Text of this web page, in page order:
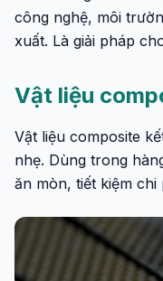
công nghệ, môi
xuất. Là giải pháp
Vật liệu
Vật liệu composite
nhẹ. Dùng trong
ăn mòn, tiết kiệm chi